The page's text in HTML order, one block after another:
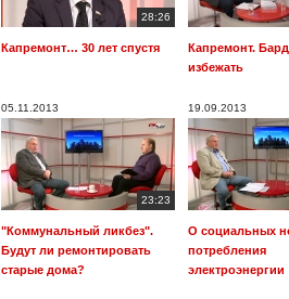
28:26
Капремонт… 30 лет спустя
Капремонт.
избежать
05.11.2013
23:23
"Коммунальный ликбез".
Будут ли ремонтировать
старые дома?
19.09.2013
О социальных
потребления
электроэнергии